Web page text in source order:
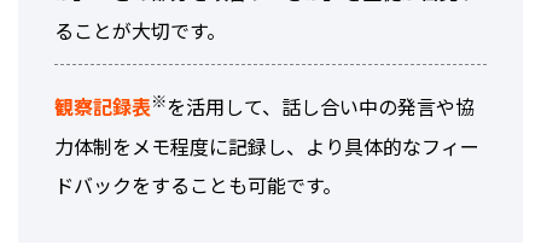
ることが大切です。
観察記録表※を活用して、話し合い中の発言や協
力体制をメモ程度に記録し、より具体的なフィー
ドバックをすることも可能です。